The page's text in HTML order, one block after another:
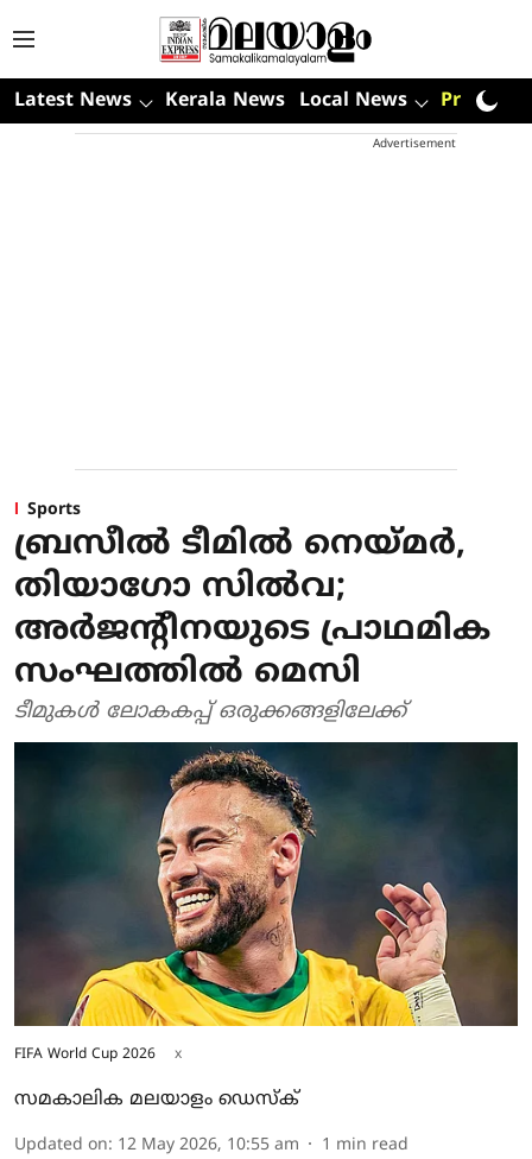
Latest News Kerala News Local News Premium
Advertisement
Sports
ബ്രസീൽ ടീമിൽ നെയ്മർ,
തിയാ​ഗോ സിൽവ;
അർജന്റീനയുടെ പ്രാഥമിക
സംഘത്തിൽ മെസി
ടീമുകൾ ലോകകപ്പ് ഒരുക്കങ്ങളിലേക്ക്
FIFA World Cup 2026 x
സമകാലിക മലയാളം ഡെസ്ക്
Updated on: 12 May 2026, 10:55 am 1 min read